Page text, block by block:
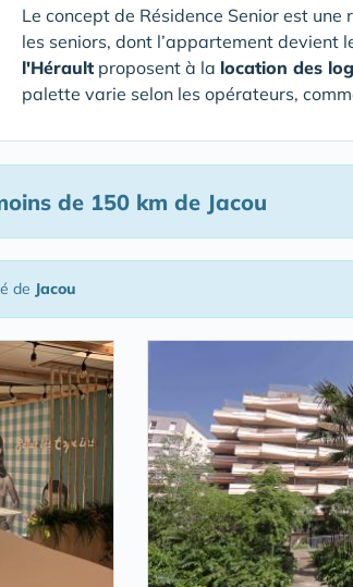
Le concept de Résidence Senior est
les seniors, dont l’appartement devient
l'Hérault proposent à la location des
palette varie selon les opérateurs,
de 150 km de Jacou
de Jacou